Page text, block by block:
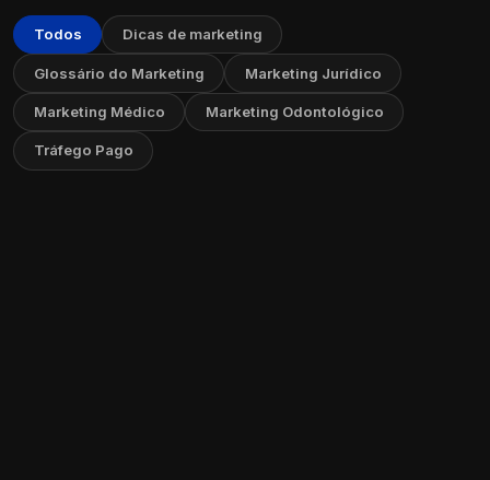
Todos Dicas de marketing
Glossário do Marketing Marketing Jurídico
Marketing Médico Marketing Odontológico
Tráfego Pago